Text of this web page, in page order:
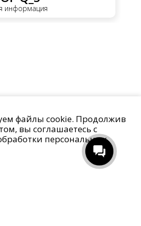
информация
Контакты
персональных данных
и удаление персональных данных
файлы cookie. Продолжив
вы соглашаетесь с
персональных